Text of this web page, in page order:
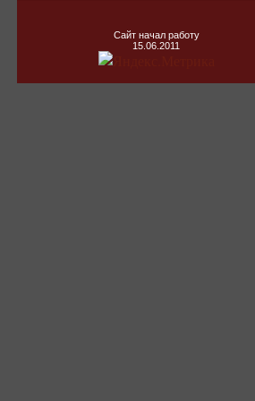
Сайт начал работу
15.06.2011